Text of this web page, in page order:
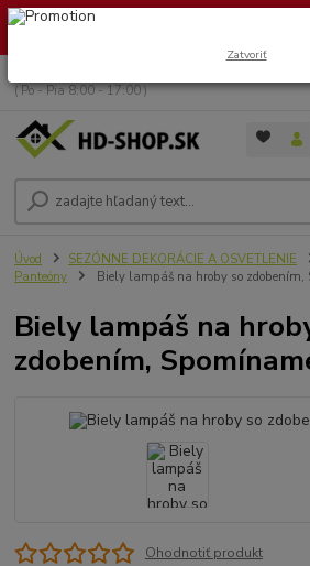
🏖️ DOVOLENKA 30.7.2026 – 9.8.2026 ·
( Po - Pia 8:00 - 17:00 )
Úvod SEZÓNNE DEKORÁCIE A OSVETLENIE
Panteóny
Biely lampáš na hroby so zdobením,
Biely lampáš na
zdobením,
Ohodnotiť produkt
Zatvoriť